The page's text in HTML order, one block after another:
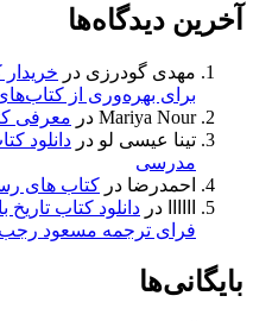
آخرین دیدگاه‌ها
مهدی گودرزی در
برای بهره‌وری از
Mariya Nour در معرفی
تینا عیسی لو در دانلود
مدرسی
احمدرضا در کتاب های
در دانلود کتاب تاریخ
فرای ترجمه مسعود رجب
بایگانی‌ها